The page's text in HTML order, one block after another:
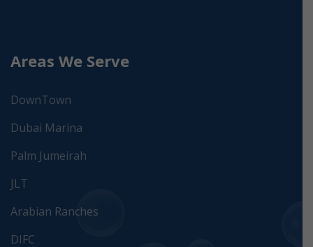
Areas We Serve
DownTown
Dubai Marina
Palm Jumeirah
JLT
Arabian Ranches
DIFC